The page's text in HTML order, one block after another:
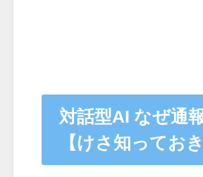
対話型AI なぜ通
【けさ知ってお